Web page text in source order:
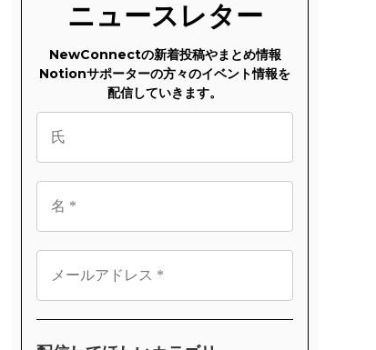
ニュースレター
NewConnectの新着投稿やまとめ情報
Notionサポーターの方々のイベント情報を
配信していきます。